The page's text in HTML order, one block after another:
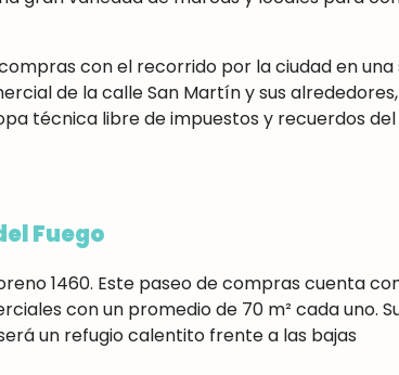
con el recorrido por la ciudad en una
de la calle San Martín y sus
técnica libre de impuestos y recuerdos del
Fuego
1460. Este paseo de compras cuenta
con un promedio de 70 m² cada uno.
un refugio calentito frente a las bajas